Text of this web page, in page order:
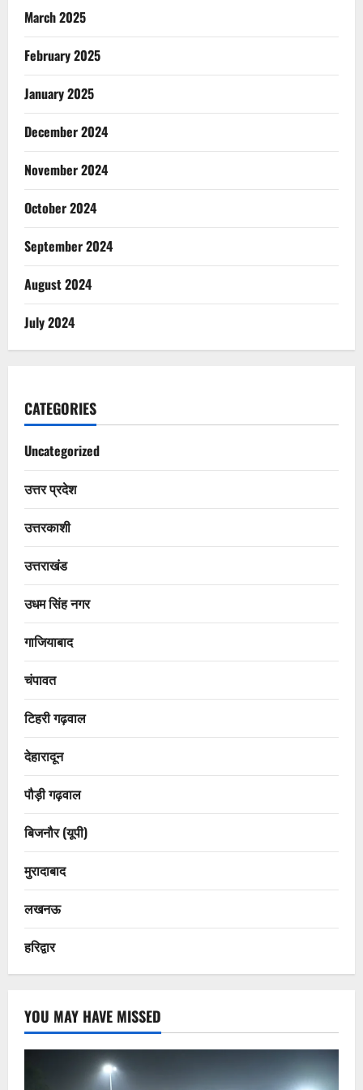
March 2025
February 2025
January 2025
December 2024
November 2024
October 2024
September 2024
August 2024
July 2024
CATEGORIES
Uncategorized
उत्तर प्रदेश
उत्तरकाशी
उत्तराखंड
उधम सिंह नगर
गाजियाबाद
चंपावत
टिहरी गढ़वाल
देहारादून
पौड़ी गढ़वाल
बिजनौर (यूपी)
मुरादाबाद
लखनऊ
हरिद्वार
YOU MAY HAVE MISSED